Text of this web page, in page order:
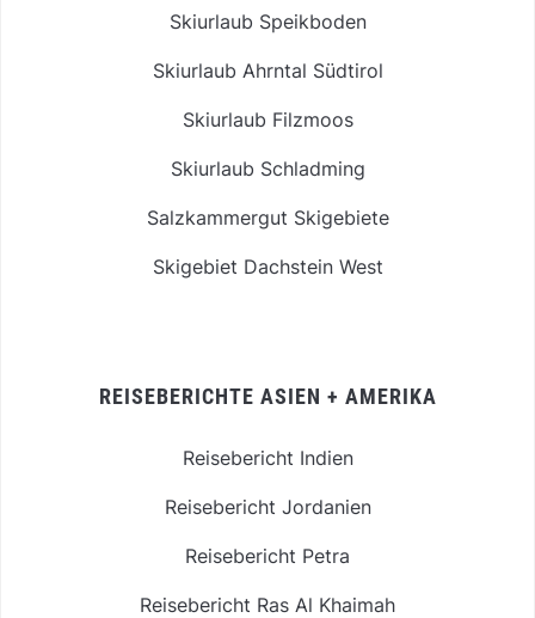
Skiurlaub Speikboden
Skiurlaub Ahrntal Südtirol
Skiurlaub Filzmoos
Skiurlaub Schladming
Salzkammergut Skigebiete
Skigebiet Dachstein West
REISEBERICHTE ASIEN + AMERIKA
Reisebericht Indien
Reisebericht Jordanien
Reisebericht Petra
Reisebericht Ras Al Khaimah